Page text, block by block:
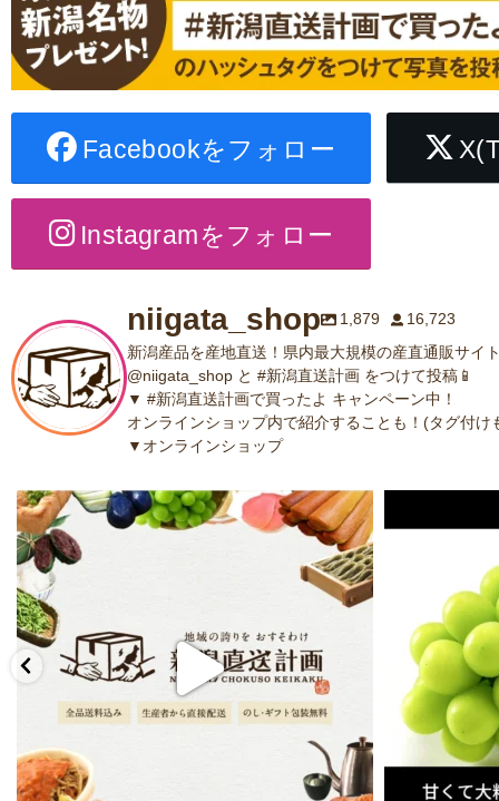
Facebookをフォロー
Instagramをフォロー
niigata_shop 1,879
16,723
新潟産品を産地直送！県内最大規模の産直通販サイ
@niigata_shop と #新潟直送計画 をつけて投稿📱
▼ #新潟直送計画で買ったよ キャンペーン中！
オンラインショップ内で紹介することも！(タグ付け
▼オンラインショップ